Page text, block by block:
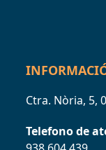
Ctra. Nòria, 5,
Telefono de